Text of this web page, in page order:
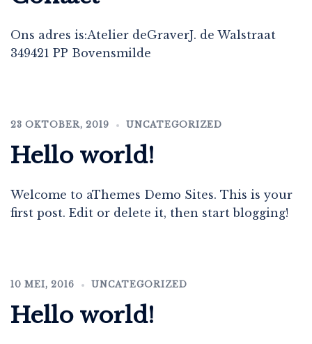
Ons adres is:Atelier deGraverJ. de Walstraat
349421 PP Bovensmilde
23 OKTOBER, 2019 UNCATEGORIZED
Hello world!
Welcome to aThemes Demo Sites. This is your
first post. Edit or delete it, then start blogging!
10 MEI, 2016 UNCATEGORIZED
Hello world!